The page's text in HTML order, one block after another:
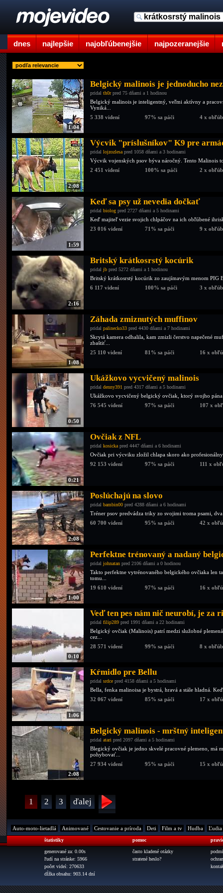
dnes najlepšie najobľúbenejšie najpozeranejšie
1:04
Belgický malinois je jednoducho
pridal th0rpred 75 dňami a 1 hodinou
Belgický malinois je inteligentný, veľmi aktívny a
Vyniká...
5 338 videní
97% sa páči 4 x
2:08
Výcvik "príslušníkov" K9 pre
pridal lojzozlesa pred 1058 dňami a 3 hodinami
Výcvik vojenských psov býva náročný. Tento Malinois
2 451 videní
100% sa páči 2 x
1:59
Keď sa psy už nevedia dočkať
pridal biolog pred 2727 dňami a 5 hodinami
Keď majiteľ vezie svojich chlpáčov na ich obľúbené
23 016 videní
71% sa páči 9 x
2:16
Britský krátkosrstý kocúrik
pridal jb pred 5272 dňami a 1 hodinou
Britský krátkosrstý kocúrik zo zaujímavým menom PIG
6 117 videní
100% sa páči 3 x
1:08
Záhada zmiznutých muffinov
pridal palinecko33 pred 4430 dňami a 7 hodinami
Skrytá kamera odhalila, kam zmizli čerstvo napečené
zbaštiť...
25 110 videní
81% sa páči 16 x
0:50
Ukážkovo vycvičený malinois
pridal denny391 pred 4317 dňami a 5 hodinami
Ukážkovo vycvičený belgický ovčiak, ktorý svojho
76 545 videní
97% sa páči 107 x
0:21
Ovčiak z NFL
pridal kosicka pred 4447 dňami a 6 hodinami
Ovčiak pri výcviku zložil chlapa skoro ako
92 153 videní
97% sa páči 111 x
2:08
Poslúchajú na slovo
pridal bambin00 pred 4288 dňami a 6 hodinami
Tréner psov predvádza triky zo svojimi troma psami,
60 700 videní
95% sa páči 42 x
1:00
Perfektne trénovaný a nadaný
pridal johnatan pred 2106 dňami a 0 hodinou
Takto perfektne vytrénovaného belgického ovčiaka len
tomu...
19 610 videní
97% sa páči 16 x
0:10
Veď ten pes nám nič neurobí, je za
pridal filip289 pred 1991 dňami a 22 hodinami
Belgický ovčiak (Malinois) patrí medzi služobné
cez...
28 571 videní
99% sa páči 8 x
1:06
Kŕmidlo pre Bellu
pridal srdce pred 4158 dňami a 5 hodinami
Bella, fenka malinoisa je bystrá, hravá a stále hladná.
32 067 videní
85% sa páči 17 x
2:08
Belgický malinois - mrštný
pridal atari pred 2097 dňami a 5 hodinami
Blegický ovčiak je jedno skvelé pracovné plemeno, má
pohybovať...
27 934 videní
95% sa páči 15 x
1 2 3 ďalej
Auto-moto-lietadlá Animované Cestovanie a príroda Deti Film a tv Hudba Ľudia
štatistiky
generované za: 0.00s
ľudí na stránke: 5966
počet videí: 270633
dĺžka obsahu: 903.14 dní
pomoc
často kladené otázky
stratené heslo?